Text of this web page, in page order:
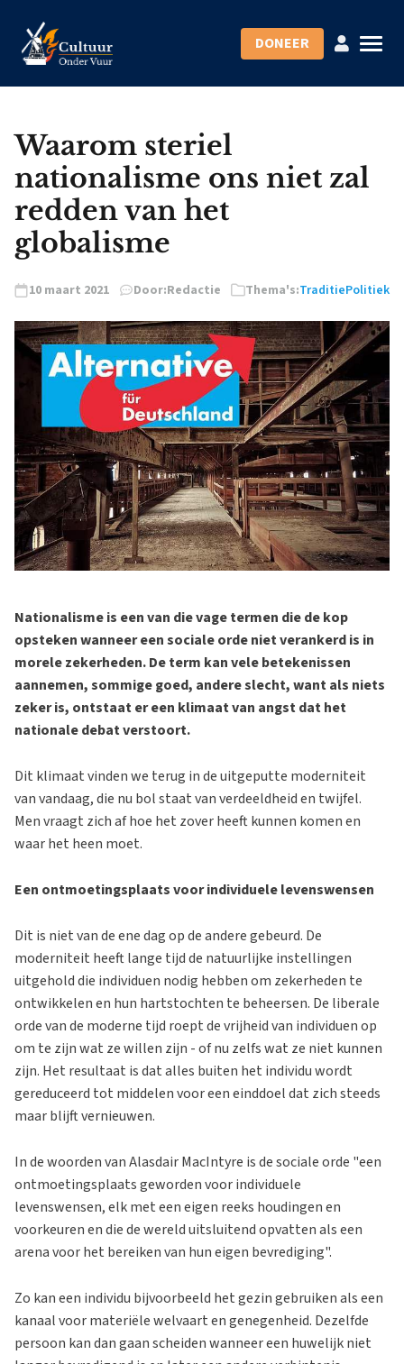
DONEER
Waarom steriel
nationalisme ons niet zal
redden van het
globalisme
10 maart 2021 Door:Redactie Thema's:TraditiePolitiek
Nationalisme is een van die vage termen die de kop
opsteken wanneer een sociale orde niet verankerd is in
morele zekerheden. De term kan vele betekenissen
aannemen, sommige goed, andere slecht, want als niets
zeker is, ontstaat er een klimaat van angst dat het
nationale debat verstoort.
Dit klimaat vinden we terug in de uitgeputte moderniteit
van vandaag, die nu bol staat van verdeeldheid en twijfel.
Men vraagt zich af hoe het zover heeft kunnen komen en
waar het heen moet.
Een ontmoetingsplaats voor individuele levenswensen
Dit is niet van de ene dag op de andere gebeurd. De
moderniteit heeft lange tijd de natuurlijke instellingen
uitgehold die individuen nodig hebben om zekerheden te
ontwikkelen en hun hartstochten te beheersen. De liberale
orde van de moderne tijd roept de vrijheid van individuen op
om te zijn wat ze willen zijn - of nu zelfs wat ze niet kunnen
zijn. Het resultaat is dat alles buiten het individu wordt
gereduceerd tot middelen voor een einddoel dat zich steeds
maar blijft vernieuwen.
In de woorden van Alasdair MacIntyre is de sociale orde "een
ontmoetingsplaats geworden voor individuele
levenswensen, elk met een eigen reeks houdingen en
voorkeuren en die de wereld uitsluitend opvatten als een
arena voor het bereiken van hun eigen bevrediging".
Zo kan een individu bijvoorbeeld het gezin gebruiken als een
kanaal voor materiële welvaart en genegenheid. Dezelfde
persoon kan dan gaan scheiden wanneer een huwelijk niet